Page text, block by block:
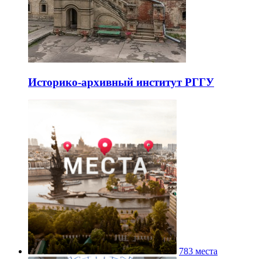
Историко-архивный институт РГГУ
783 места